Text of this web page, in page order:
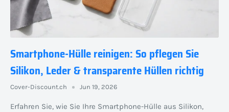
Smartphone-Hülle reinigen: So pflegen Sie
Silikon, Leder & transparente Hüllen richtig
Cover-Discount.ch Jun 19, 2026
Erfahren Sie, wie Sie Ihre Smartphone-Hülle aus Silikon,